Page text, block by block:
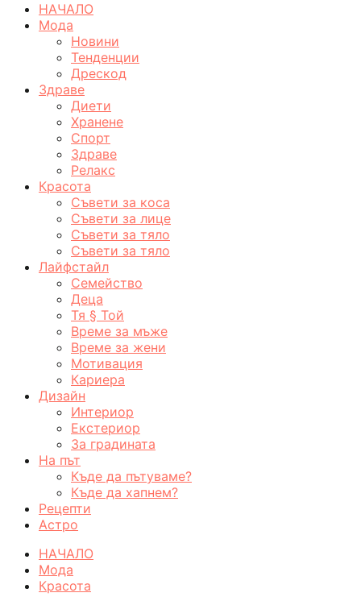
НАЧАЛО
Мода
Новини
Тенденции
Дрескод
Здраве
Диети
Хранене
Спорт
Здраве
Релакс
Красота
Съвети за коса
Съвети за лице
Съвети за тяло
Съвети за тяло
Лайфстайл
Семейство
Деца
Тя § Той
Време за мъже
Време за жени
Мотивация
Кариера
Дизайн
Интериор
Екстериор
За градината
На път
Къде да пътуваме?
Къде да хапнем?
Рецепти
Астро
НАЧАЛО
Мода
Красота